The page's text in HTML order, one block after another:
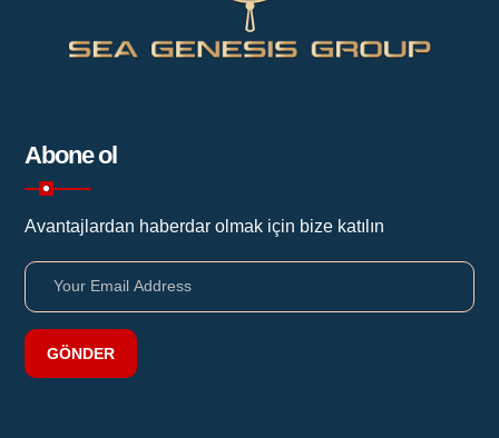
Abone ol
Avantajlardan haberdar olmak için bize katılın
GÖNDER